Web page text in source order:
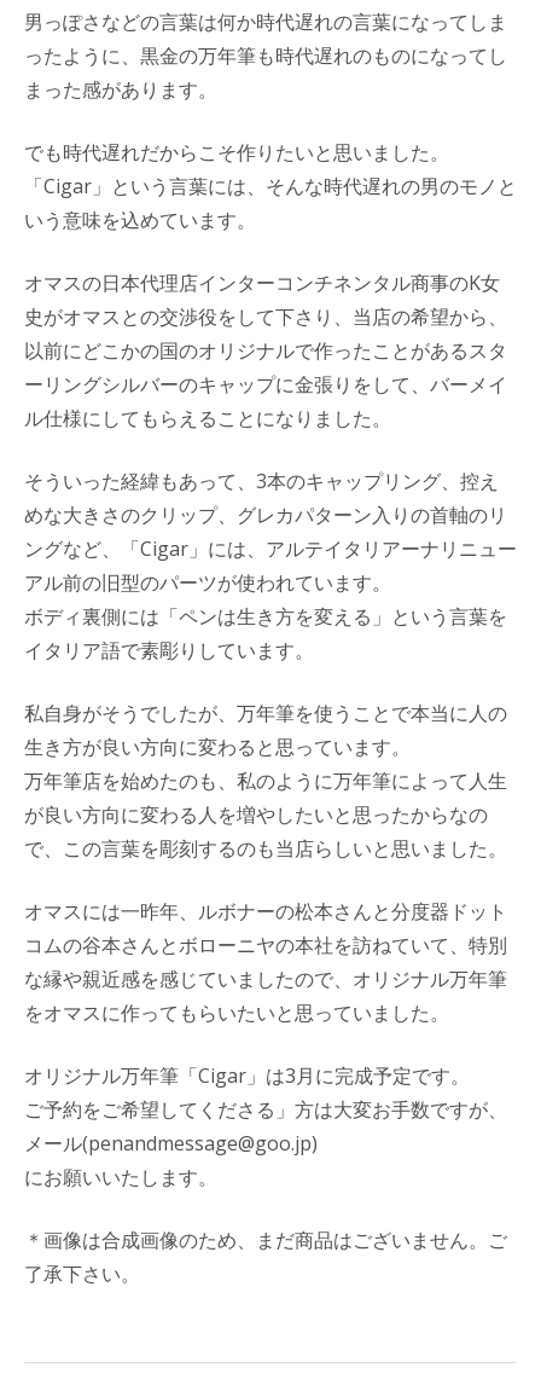
男っぽさなどの言葉は何か時代遅れの言葉になってしま
ったように、黒金の万年筆も時代遅れのものになってし
まった感があります。
でも時代遅れだからこそ作りたいと思いました。
「Cigar」という言葉には、そんな時代遅れの男のモノと
いう意味を込めています。
オマスの日本代理店インターコンチネンタル商事のK女
史がオマスとの交渉役をして下さり、当店の希望から、
以前にどこかの国のオリジナルで作ったことがあるスタ
ーリングシルバーのキャップに金張りをして、バーメイ
ル仕様にしてもらえることになりました。
そういった経緯もあって、3本のキャップリング、控え
めな大きさのクリップ、グレカパターン入りの首軸のリ
ングなど、「Cigar」には、アルテイタリアーナリニュー
アル前の旧型のパーツが使われています。
ボディ裏側には「ペンは生き方を変える」という言葉を
イタリア語で素彫りしています。
私自身がそうでしたが、万年筆を使うことで本当に人の
生き方が良い方向に変わると思っています。
万年筆店を始めたのも、私のように万年筆によって人生
が良い方向に変わる人を増やしたいと思ったからなの
で、この言葉を彫刻するのも当店らしいと思いました。
オマスには一昨年、ルボナーの松本さんと分度器ドット
コムの谷本さんとボローニヤの本社を訪ねていて、特別
な縁や親近感を感じていましたので、オリジナル万年筆
をオマスに作ってもらいたいと思っていました。
オリジナル万年筆「Cigar」は3月に完成予定です。
ご予約をご希望してくださる」方は大変お手数ですが、
メール(penandmessage@goo.jp)
にお願いいたします。
＊画像は合成画像のため、まだ商品はございません。ご
了承下さい。